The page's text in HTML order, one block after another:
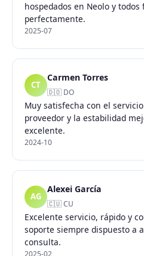
hospedados en Neolo y
perfectamente.
2025-07
CT
Carmen Torres
🇩🇴 DO
Muy satisfecha con el
proveedor y la estabilidad
excelente.
2024-10
AG
Alexei García
🇨🇺 CU
Excelente servicio, rápido y
soporte siempre dispuesto a
consulta.
2025-02